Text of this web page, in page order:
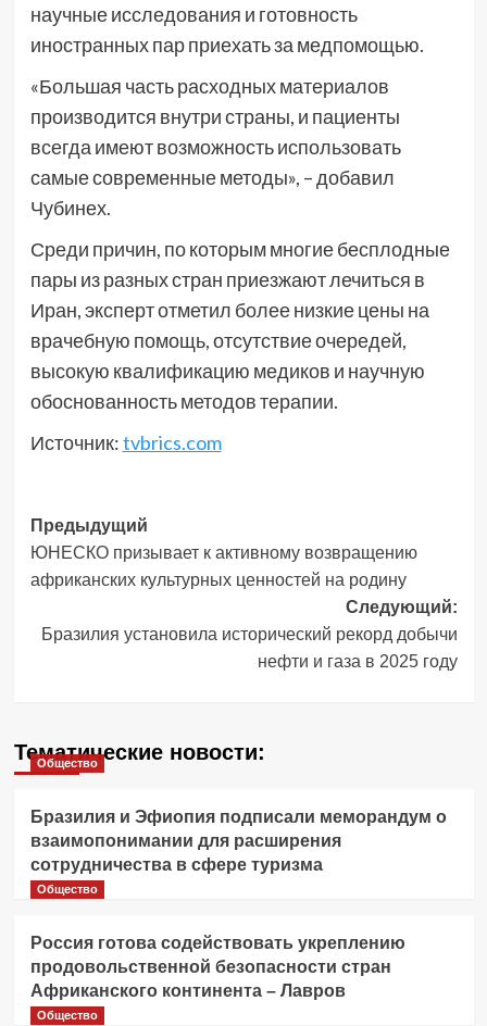
научные исследования и готовность
иностранных пар приехать за медпомощью.
«Большая часть расходных материалов
производится внутри страны, и пациенты
всегда имеют возможность использовать
самые современные методы», – добавил
Чубинех.
Среди причин, по которым многие бесплодные
пары из разных стран приезжают лечиться в
Иран, эксперт отметил более низкие цены на
врачебную помощь, отсутствие очередей,
высокую квалификацию медиков и научную
обоснованность методов терапии.
Источник:tvbrics.com
Навигация
записи
Предыдущий
ЮНЕСКО призывает к активному возвращению
африканских культурных ценностей на родину
Следующий:
Бразилия установила исторический рекорд добычи
нефти и газа в 2025 году
Тематические новости:
Общество
Бразилия и Эфиопия подписали меморандум о
взаимопонимании для расширения
сотрудничества в сфере туризма
Общество
Россия готова содействовать укреплению
продовольственной безопасности стран
Африканского континента – Лавров
Общество